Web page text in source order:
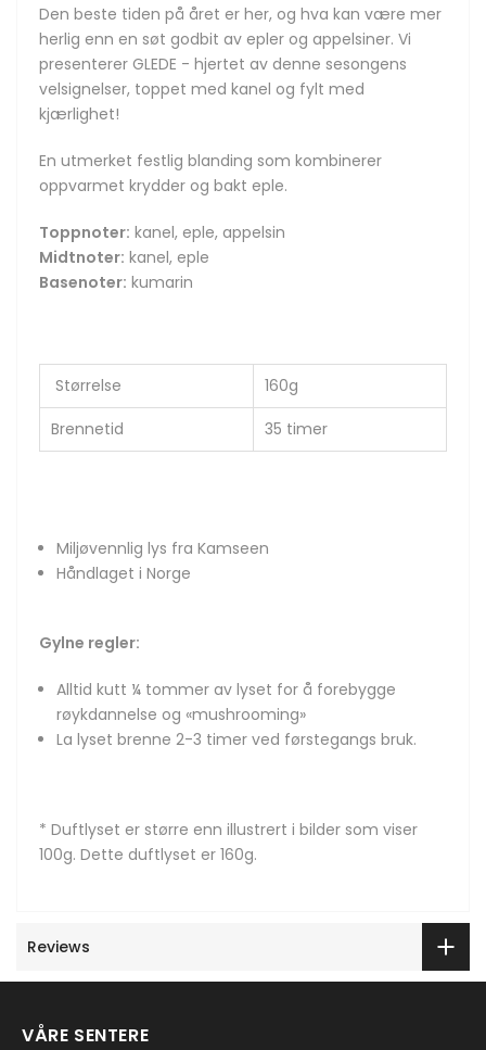
Den beste tiden på året er her, og hva kan være mer
herlig enn en søt godbit av epler og appelsiner. Vi
presenterer GLEDE - hjertet av denne sesongens
velsignelser, toppet med kanel og fylt med
kjærlighet!
En utmerket festlig blanding som kombinerer
oppvarmet krydder og bakt eple.
Toppnoter: kanel, eple, appelsin
Midtnoter: kanel, eple
Basenoter: kumarin
Størrelse
160g
Brennetid
35 timer
Miljøvennlig lys fra Kamseen
Håndlaget i Norge
Gylne regler:
Alltid kutt ¼ tommer av lyset for å forebygge
røykdannelse og «mushrooming»
La lyset brenne 2-3 timer ved førstegangs bruk.
* Duftlyset er større enn illustrert i bilder som viser
100g. Dette duftlyset er 160g.
Reviews
VÅRE SENTERE